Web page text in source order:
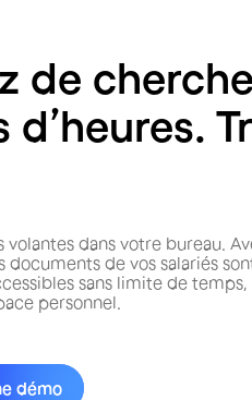
de
d’heures.
volantes dans votre bureau.
de vos salariés
sans limite de
personnel.
démo